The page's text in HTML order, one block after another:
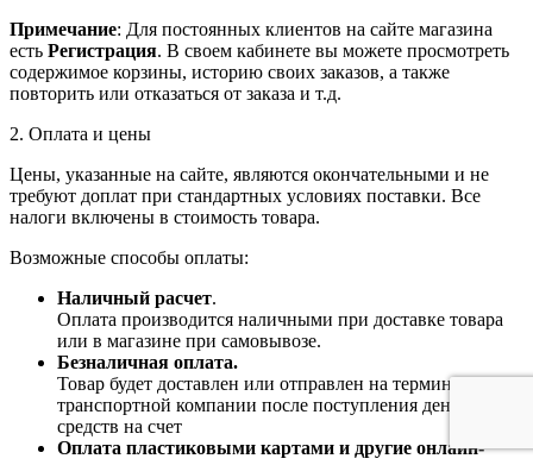
Примечание: Для постоянных клиентов на сайте магазина
есть Регистрация. В своем кабинете вы можете просмотреть
содержимое корзины, историю своих заказов, а также
повторить или отказаться от заказа и т.д.
2. Оплата и цены
Цены, указанные на сайте, являются окончательными и не
требуют доплат при стандартных условиях поставки. Все
налоги включены в стоимость товара.
Возможные способы оплаты:
Наличный расчет.
Оплата производится наличными при доставке товара
или в магазине при самовывозе.
Безналичная оплата.
Товар будет доставлен или отправлен на терминал
транспортной компании после поступления денежных
средств на счет
Оплата пластиковыми картами и другие онлайн-